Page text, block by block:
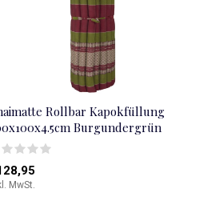
Rollbar Kapokfüllung
Burgundergrün
MwSt.